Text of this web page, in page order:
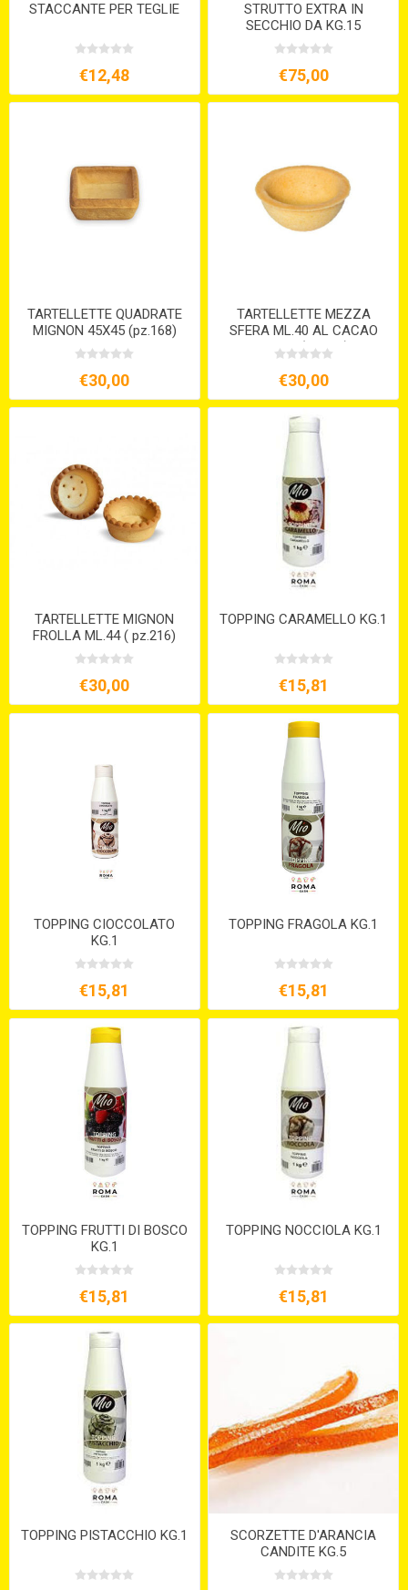
STACCANTE PER TEGLIE
€12,48
STRUTTO EXTRA IN
SECCHIO DA KG.15
€75,00
TARTELLETTE QUADRATE
MIGNON 45X45 (pz.168)
€30,00
TARTELLETTE MEZZA
SFERA ML.40 AL CACAO
BRISE' (pz.108)
€30,00
TARTELLETTE MIGNON
FROLLA ML.44 ( pz.216)
€30,00
TOPPING CARAMELLO KG.1
€15,81
TOPPING CIOCCOLATO
KG.1
€15,81
TOPPING FRAGOLA KG.1
€15,81
TOPPING FRUTTI DI BOSCO
KG.1
€15,81
TOPPING NOCCIOLA KG.1
€15,81
TOPPING PISTACCHIO KG.1
SCORZETTE D'ARANCIA
CANDITE KG.5